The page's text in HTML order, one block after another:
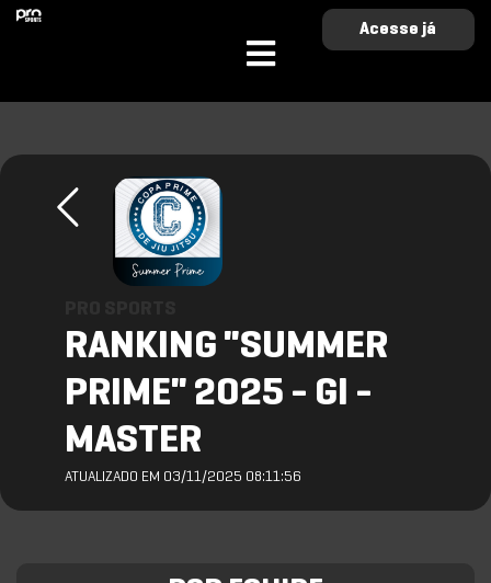
Acesse já
RANKING "SUMMER
PRIME" 2025 - GI -
MASTER
ATUALIZADO EM 03/11/2025 08:11:56